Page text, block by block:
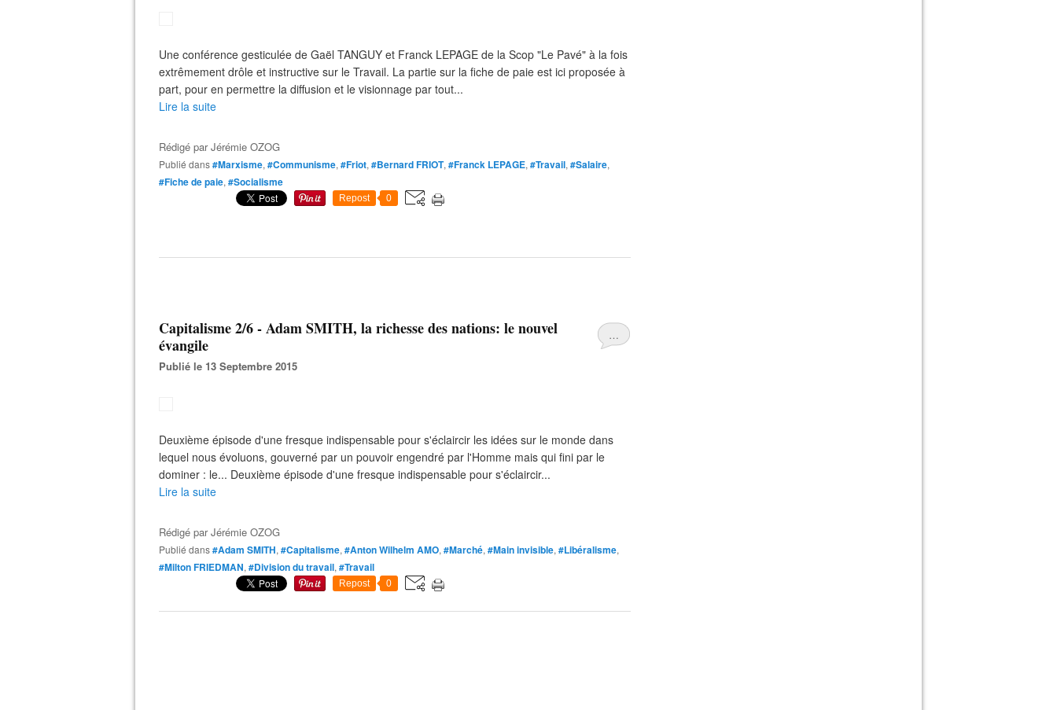
Une conférence gesticulée de Gaël TANGUY et Franck LEPAGE de la Scop "Le Pavé" à la fois
extrêmement drôle et instructive sur le Travail. La partie sur la fiche de paie est ici proposée à
part, pour en permettre la diffusion et le visionnage par tout...
Lire la suite
Rédigé parJérémie OZOG
Publié dans#Marxisme, #Communisme, #Friot, #Bernard FRIOT, #Franck LEPAGE, #Travail, #Salaire,
#Fiche de paie, #Socialisme
Repost 0
…
Capitalisme 2/6 - Adam SMITH, la richesse des nations: le nouvel
évangile
Publié le 13 Septembre 2015
Deuxième épisode d'une fresque indispensable pour s'éclaircir les idées sur le monde dans
lequel nous évoluons, gouverné par un pouvoir engendré par l'Homme mais qui fini par le
dominer : le... Deuxième épisode d'une fresque indispensable pour s'éclaircir...
Lire la suite
Rédigé parJérémie OZOG
Publié dans#Adam SMITH, #Capitalisme, #Anton Wilhelm AMO, #Marché, #Main invisible, #Libéralisme,
#Milton FRIEDMAN, #Division du travail, #Travail
Repost 0